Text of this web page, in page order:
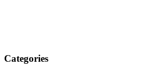
Categories